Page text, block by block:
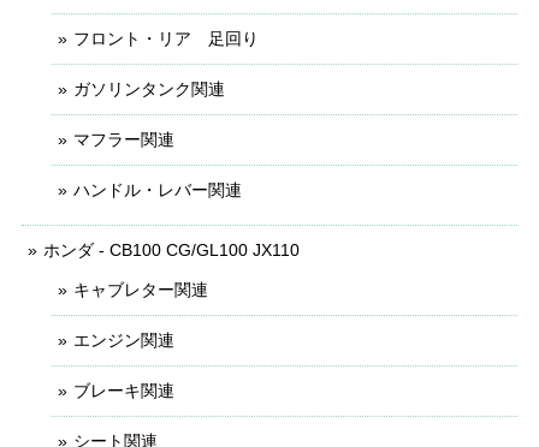
フロント・リア 足回り
ガソリンタンク関連
マフラー関連
ハンドル・レバー関連
ホンダ - CB100 CG/GL100 JX110
キャブレター関連
エンジン関連
ブレーキ関連
シート関連